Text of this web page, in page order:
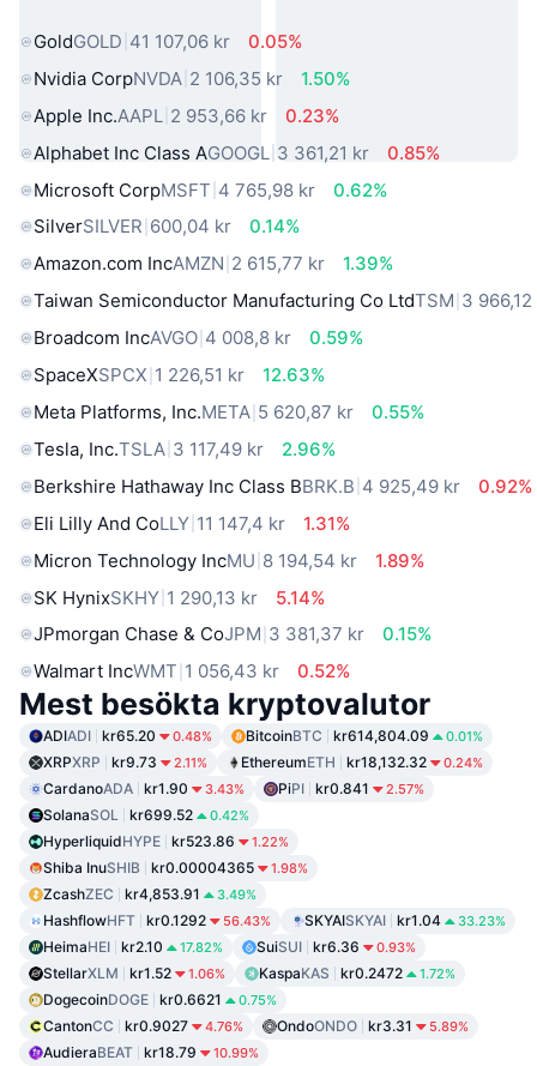
GoldGOLD 41 107,06 kr
0.05%
Nvidia CorpNVDA 2 106,35 kr
1.50%
Apple Inc.AAPL 2 953,66 kr
0.23%
Alphabet Inc Class AGOOGL 3 361,21 kr
0.85%
Microsoft CorpMSFT 4 765,98 kr
0.62%
SilverSILVER 600,04 kr
0.14%
Amazon.com IncAMZN 2 615,77 kr
1.39%
Taiwan Semiconductor Manufacturing Co LtdTSM 3
Broadcom IncAVGO 4 008,8 kr
0.59%
SpaceXSPCX 1 226,51 kr
12.63%
Meta Platforms, Inc.META 5 620,87 kr
0.55%
Tesla, Inc.TSLA 3 117,49 kr
2.96%
Berkshire Hathaway Inc Class BBRK.B 4 925,49 kr
0.92%
Eli Lilly And CoLLY 11 147,4 kr
1.31%
Micron Technology IncMU 8 194,54 kr
1.89%
SK HynixSKHY 1 290,13 kr
5.14%
JPmorgan Chase & CoJPM 3 381,37 kr
0.15%
Walmart IncWMT 1 056,43 kr 0.52%
Mest besökta kryptovalutor
ADIADI kr65.20 0.48% BitcoinBTC kr614,804.09 0.01%
XRPXRP kr9.73 2.11% EthereumETH kr18,132.32 0.24%
CardanoADA kr1.90 3.43% PiPI kr0.841 2.57%
SolanaSOL kr699.52 0.42%
HyperliquidHYPE kr523.86 1.22%
Shiba InuSHIB kr0.00004365 1.98%
ZcashZEC kr4,853.91 3.49%
HashflowHFT kr0.1292 56.43% SKYAISKYAI kr1.04 33.23%
HeimaHEI kr2.10 17.82% SuiSUI kr6.36 0.93%
StellarXLM kr1.52 1.06% KaspaKAS kr0.2472 1.72%
DogecoinDOGE kr0.6621 0.75%
CantonCC kr0.9027 4.76% OndoONDO kr3.31 5.89%
AudieraBEAT kr18.79 10.99%